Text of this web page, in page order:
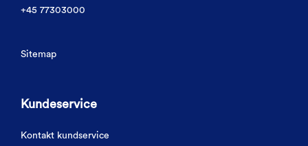
+45 77303000
Sitemap
Kundeservice
Kontakt kundservice